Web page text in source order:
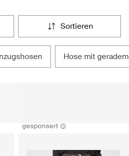
sortieren
anzugshosen hose mit
gesponsert